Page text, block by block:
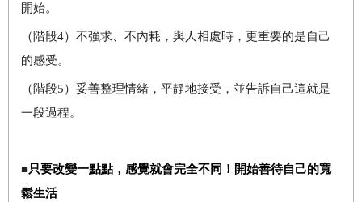
開始。
（階段4）不強求、不內耗，與人相處時，更重要的是自己
的感受。
（階段5）妥善整理情緒，平靜地接受，並告訴自己這就是
一段過程。
■只要改變一點點，感覺就會完全不同！開始善待自己的寬
鬆生活